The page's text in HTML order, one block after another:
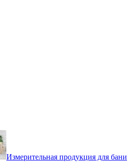
Измерительная продукция для бани